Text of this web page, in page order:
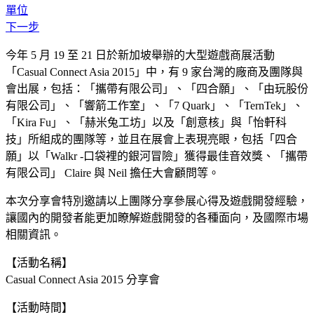
單位
下一步
今年 5 月 19 至 21 日於新加坡舉辦的大型遊戲商展活動
「Casual Connect Asia 2015」中，有 9 家台灣的廠商及團隊與
會出展，包括：「攜帶有限公司」、「四合願」、「由玩股份
有限公司」、「響箭工作室」、「7 Quark」、「TernTek」、
「Kira Fu」、「赫米兔工坊」以及「創意核」與「怡軒科
技」所組成的團隊等，並且在展會上表現亮眼，包括「四合
願」以「Walkr -口袋裡的銀河冒險」獲得最佳音效獎、「攜帶
有限公司」 Claire 與 Neil 擔任大會顧問等。
本次分享會特別邀請以上團隊分享參展心得及遊戲開發經驗，
讓國內的開發者能更加瞭解遊戲開發的各種面向，及國際市場
相關資訊。
【活動名稱】
Casual Connect Asia 2015 分享會
【活動時間】